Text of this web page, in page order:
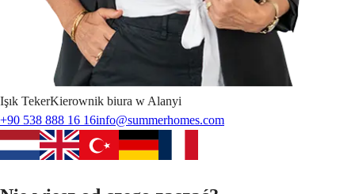
Işık TekerKierownik biura w Alanyi
+90 538 888 16 16info@summerhomes.com